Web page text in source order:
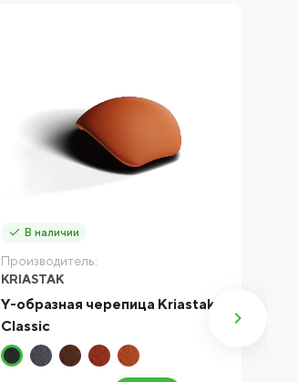
В наличии
Производитель:
KRIASTAK
Y-образная черепица Kriastak
Classic